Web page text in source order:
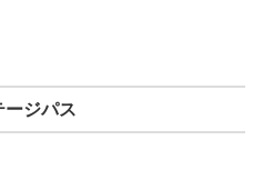
ジパス